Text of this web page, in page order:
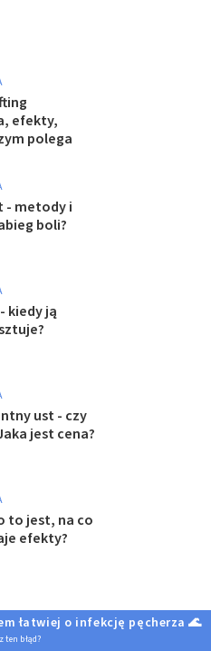
efekty,
polega
- metody i
boli?
kiedy ją
ust - czy
jest cena?
to jest, na co
efekty?
łatwiej o infekcję pęcherza 🌊
ten błąd?